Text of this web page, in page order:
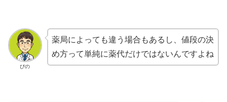
ぴの
薬局によっても違う場合もあるし、値段の決
め方って単純に薬代だけではないんですよね